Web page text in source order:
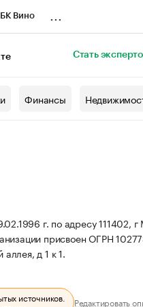
Вино
Стать
Финансы
г. по адресу 111402, г
присвоен ОГРН
д 1 к 1.
источников. Редактировать